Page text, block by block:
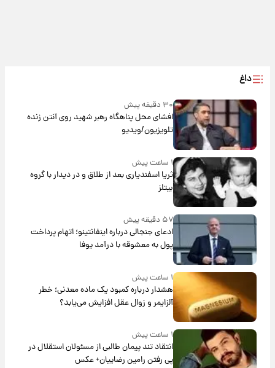
داغ
۳۰ دقیقه پیش
افشای محل پناهگاه‌ رهبر شهید روی آنتن زنده
تلویزیون/ویدیو
۱ ساعت پیش
ثریا اسفندیاری بعد از طلاق و در دیدار با گروه
بیتلز
۵۷ دقیقه پیش
ادعای جنجالی درباره اینفانتینو؛ اتهام پرداخت
پول به معشوقه با درآمد یوفا
۱ ساعت پیش
هشدار درباره کمبود یک ماده معدنی؛ خطر
آلزایمر و زوال عقل افزایش می‌یابد؟
۱ ساعت پیش
انتقاد تند پیمان طالبی از مسئولان استقلال در
پی رفتن رامین رضاییان+ عکس